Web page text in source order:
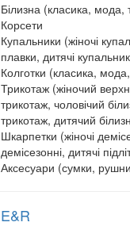
Білизна (класика, мода,
Корсети
Купальники (жіночі
плавки, дитячі
Колготки (класика, мода,
Трикотаж (жіночий
трикотаж, чоловічий
трикотаж, дитячий
Шкарпетки (жіночі
демісезонні, дитячі
Аксесуари (сумки,
E&R